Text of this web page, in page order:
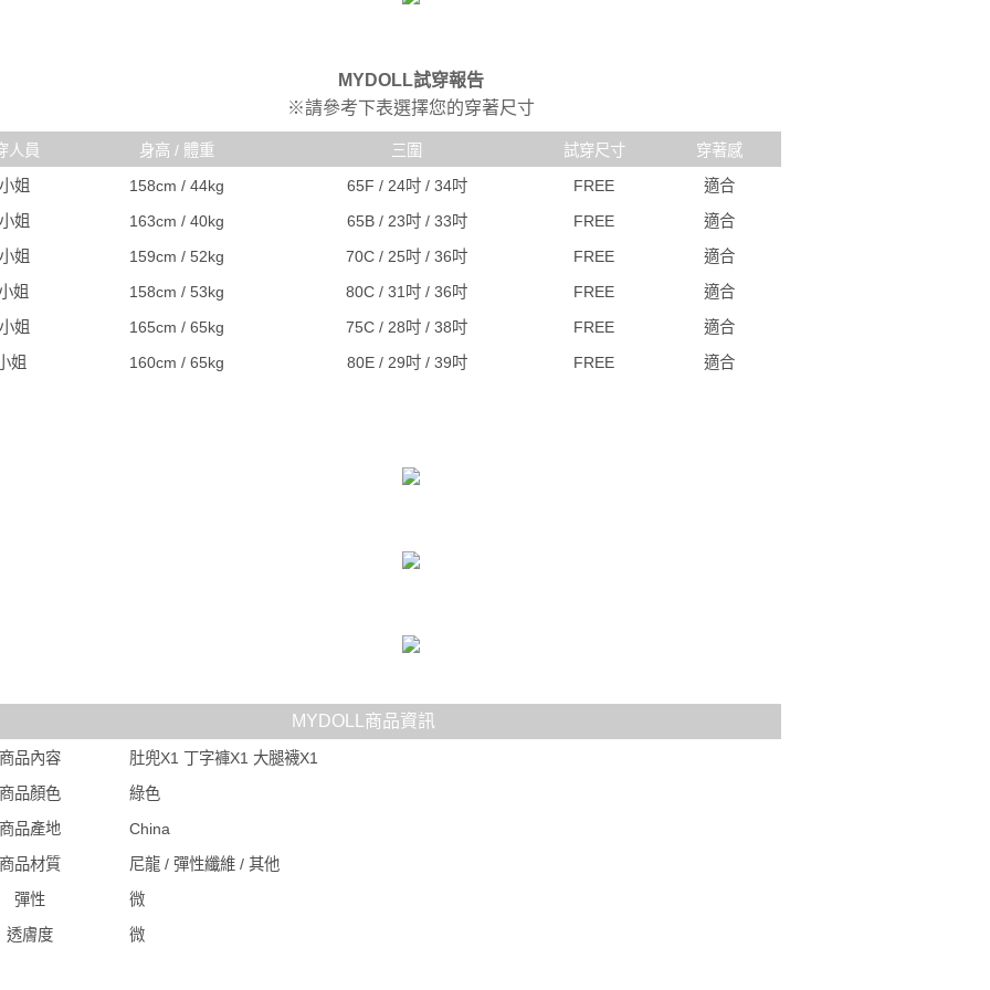
MYDOLL試穿報告
※請參考下表選擇您的穿著尺寸
人員 身高 / 體重 三圍 試穿尺寸
穿著感
姐
158cm / 44kg 65F / 24吋 / 34吋 FREE
適合
姐
163cm / 40kg 65B / 23吋 / 33吋 FREE
適合
姐
159cm / 52kg 70C / 25吋 / 36吋 FREE
適合
姐
158cm / 53kg 80C / 31吋 / 36吋 FREE
適合
姐
165cm / 65kg 75C / 28吋 / 38吋 FREE
適合
姐
160cm / 65kg 80E / 29吋 / 39吋 FREE 適合
MYDOLL商品資訊
品內容
肚兜X1 丁字褲X1 大腿襪X1
品顏色
綠色
品產地
China
品材質
尼龍 / 彈性纖維 / 其他
彈性
微
透膚度
微